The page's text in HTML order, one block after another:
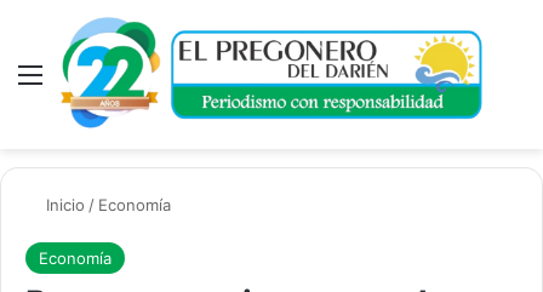
Menú
Inicio / Economía
Economía